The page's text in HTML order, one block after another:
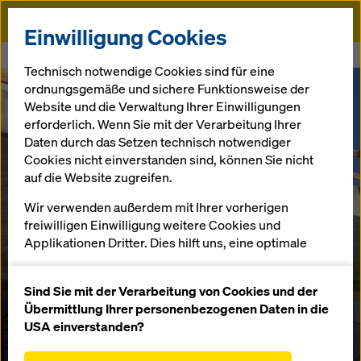
Doka
Via Mobile
Einwilligung Cookies
Technisch notwendige Cookies sind für eine
ordnungsgemäße und sichere Funktionsweise der
Website und die Verwaltung Ihrer Einwilligungen
erforderlich. Wenn Sie mit der Verarbeitung Ihrer
Daten durch das Setzen technisch notwendiger
Cookies nicht einverstanden sind, können Sie nicht
auf die Website zugreifen.
Wir verwenden außerdem mit Ihrer vorherigen
freiwilligen Einwilligung weitere Cookies und
Applikationen Dritter. Dies hilft uns, eine optimale
die Funktionalität unserer Website ständig zu
verbessern (Funktionale und Statistik Cookies),
Sind Sie mit der Verarbeitung von Cookies und der
Übermittlung Ihrer personenbezogenen Daten in die
USA einverstanden?